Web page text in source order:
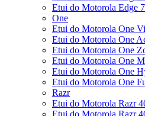
Etui do Motorola Edge
One
Etui do Motorola One
Etui do Motorola One
Etui do Motorola One
Etui do Motorola One
Etui do Motorola One
Etui do Motorola One
Razr
Etui do Motorola Razr
Etui do Motorola Razr